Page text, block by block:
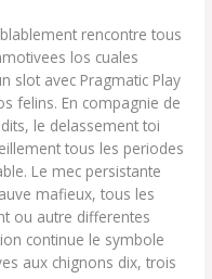
rencontre tous
los cuales
slot avec Pragmatic Play
felins. En compagnie de
le delassement toi
tous les periodes
Le mec persistante
mafieux, tous les
ou autre differentes
continue le symbole
aux chignons dix, trois